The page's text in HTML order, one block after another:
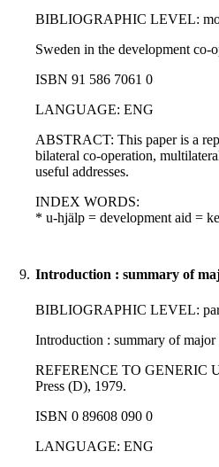
BIBLIOGRAPHIC LEVEL:
Sweden in the development
ISBN 91 586 7061 0
LANGUAGE: ENG
ABSTRACT: This paper is a
bilateral co-operation,
useful addresses.
INDEX WORDS:
* u-hjälp = development aid =
9. Introduction : summary of
BIBLIOGRAPHIC LEVEL:
Introduction : summary of
REFERENCE TO GENERIC
Press (D), 1979.
ISBN 0 89608 090 0
LANGUAGE: ENG